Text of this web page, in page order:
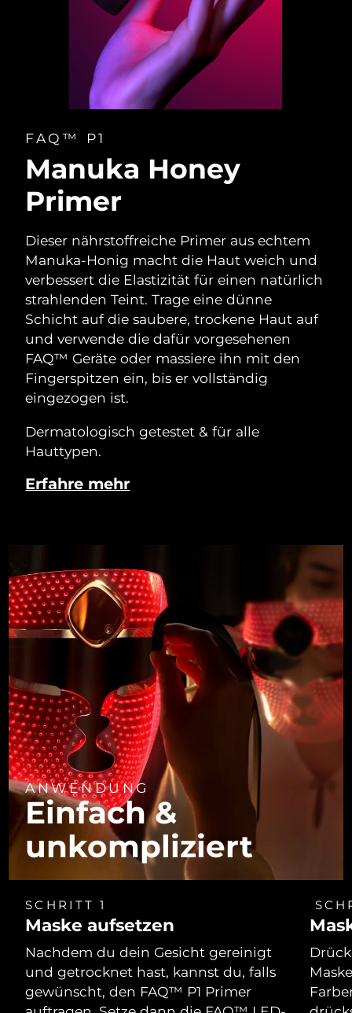
FAQ™ P1
Manuka Honey
Primer
Dieser nährstoffreiche Primer aus echtem
Manuka-Honig macht die Haut weich und
verbessert die Elastizität für einen natürlich
strahlenden Teint. Trage eine dünne
Schicht auf die saubere, trockene Haut auf
und verwende die dafür vorgesehenen
FAQ™ Geräte oder massiere ihn mit den
Fingerspitzen ein, bis er vollständig
eingezogen ist.
Dermatologisch getestet & für alle
Hauttypen.
Erfahre mehr
ANWENDUNG
Einfach &
unkompliziert
SCHRITT 1
Maske aufsetzen
Nachdem du dein Gesicht gereinigt
und getrocknet hast, kannst du, falls
gewünscht, den FAQ™ P1 Primer